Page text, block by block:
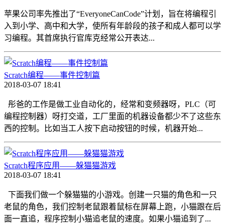
苹果公司率先推出了“EveryoneCanCode”计划，旨在将编程引
入到小学、高中和大学，使所有年龄段的孩子和成人都可以学
习编程。其首席执行官库克经常公开表达...
Scratch编程——事件控制篇
2018-03-07 18:41
彤爸的工作是做工业自动化的，经常和变频器呀，PLC（可
编程控制器）呀打交道，工厂里面的机器设备都少不了这些东
西的控制。比如当工人按下启动按钮的时候，机器开始...
Scratch程序应用——躲猫猫游戏
2018-03-07 18:41
下面我们做一个躲猫猫的小游戏。创建一只猫的角色和一只
老鼠的角色，我们控制老鼠跟着鼠标在屏幕上跑，小猫跟在后
面一直追，程序控制小猫追老鼠的速度。如果小猫追到了...